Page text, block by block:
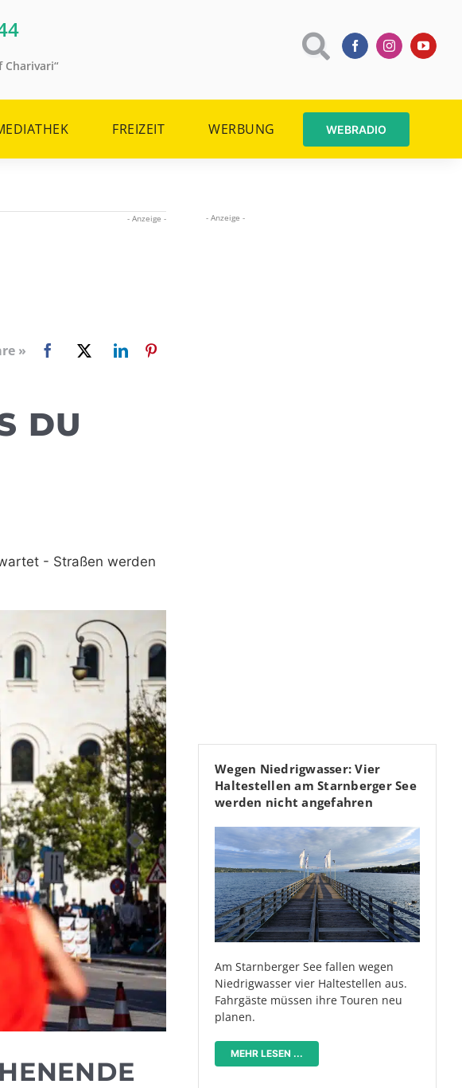
Charivari“
FREIZEIT WERBUNG WEBRADIO
- Anzeige -
»
DU
- Straßen werden
- Anzeige -
Wegen Niedrigwasser: Vier
Haltestellen am Starnberger See
werden nicht angefahren
Am Starnberger See fallen wegen
Niedrigwasser vier Haltestellen aus.
Fahrgäste müssen ihre Touren neu
planen.
MEHR LESEN ...